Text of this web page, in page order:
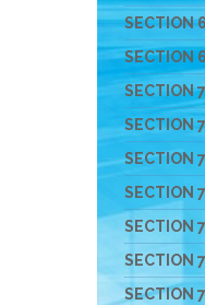
SECTION
SECTION
SECTION
SECTION
SECTION
SECTION
SECTION
SECTION
SECTION